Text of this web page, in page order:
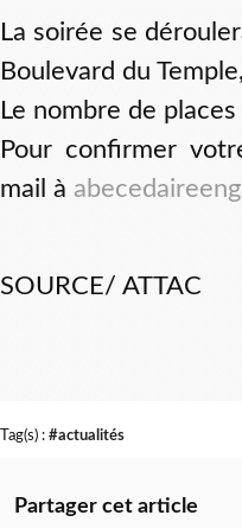
La soirée se
Boulevard du
Le nombre de
Pour confirmer
mail à
SOURCE/ ATTAC
Tag(s) : #actualités
Partager cet article